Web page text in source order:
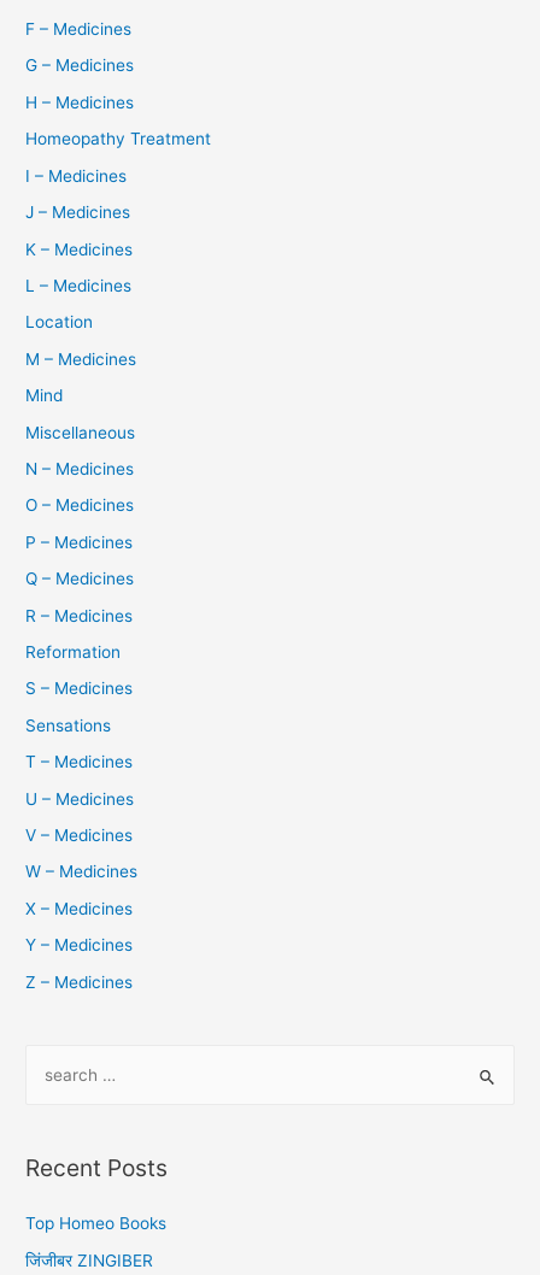
F – Medicines
G – Medicines
H – Medicines
Homeopathy Treatment
I – Medicines
J – Medicines
K – Medicines
L – Medicines
Location
M – Medicines
Mind
Miscellaneous
N – Medicines
O – Medicines
P – Medicines
Q – Medicines
R – Medicines
Reformation
S – Medicines
Sensations
T – Medicines
U – Medicines
V – Medicines
W – Medicines
X – Medicines
Y – Medicines
Z – Medicines
r
h
f
Recent Posts
Top Homeo Books
जिंजीबर ZINGIBER